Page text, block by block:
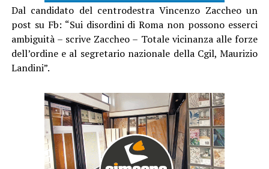
Dal candidato del centrodestra Vincenzo Zaccheo un
post su Fb: “Sui disordini di Roma non possono esserci
ambiguità – scrive Zaccheo – Totale vicinanza alle forze
dell’ordine e al segretario nazionale della Cgil, Maurizio
Landini”.